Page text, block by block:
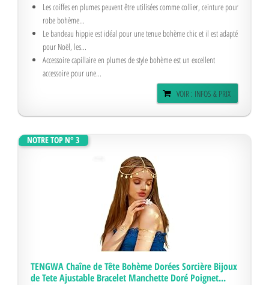
Les coiffes en plumes peuvent être utilisées comme collier, ceinture pour
robe bohème...
Le bandeau hippie est idéal pour une tenue bohème chic et il est adapté
pour Noël, les...
Accessoire capillaire en plumes de style bohème est un excellent
accessoire pour une...
VOIR : INFOS & PRIX
NOTRE TOP N° 3
TENGWA Chaîne de Tête Bohème Dorées Sorcière Bijoux
de Tete Ajustable Bracelet Manchette Doré Poignet...